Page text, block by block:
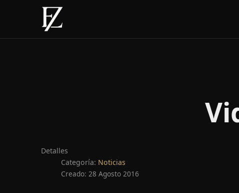
Detalles
Categoría: Noticias
Creado: 28 Agosto 2016